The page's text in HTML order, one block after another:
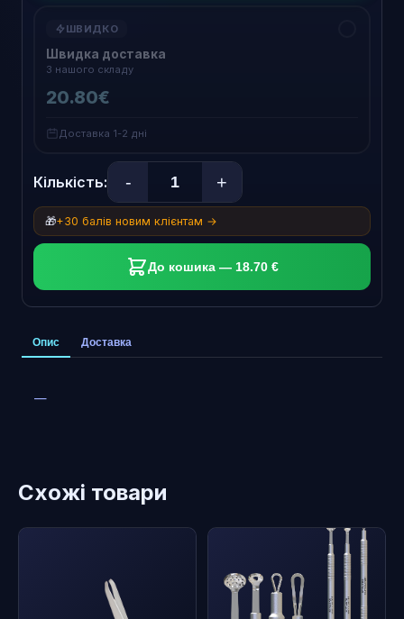
ШВИДКО
Швидка доставка
З нашого складу
20.80€
Доставка 1-2 дні
Кількість: - +
🎁+30 балів новим клієнтам →
До кошика — 18.70 €
Опис Доставка
—
Схожі товари